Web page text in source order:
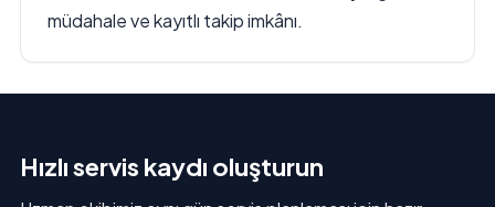
müdahale ve kayıtlı takip imkânı.
Hızlı servis kaydı oluşturun